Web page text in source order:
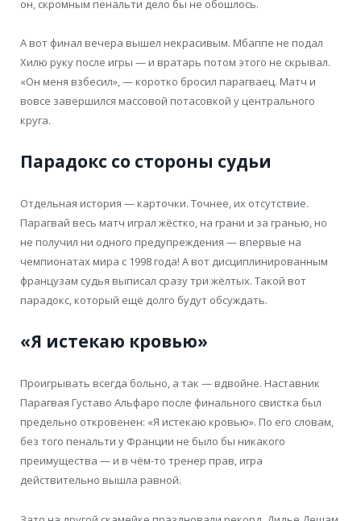
он, скромным пенальти дело бы не обошлось.
А вот финал вечера вышел некрасивым. Мбаппе не подал
Хилю руку после игры — и вратарь потом этого не скрывал.
«Он меня взбесил», — коротко бросил парагваец. Матч и
вовсе завершился массовой потасовкой у центрального
круга.
Парадокс со стороны судьи
Отдельная история — карточки. Точнее, их отсутствие.
Парагвай весь матч играл жёстко, на грани и за гранью, но
не получил ни одного предупреждения — впервые на
чемпионатах мира с 1998 года! А вот дисциплинированным
французам судья выписал сразу три жёлтых. Такой вот
парадокс, который ещё долго будут обсуждать.
«Я истекаю кровью»
Проигрывать всегда больно, а так — вдвойне. Наставник
Парагвая Густаво Альфаро после финального свистка был
предельно откровенен: «Я истекаю кровью». По его словам,
без того пенальти у Франции не было бы никакого
преимущества — и в чём-то тренер прав, игра
действительно вышла равной.